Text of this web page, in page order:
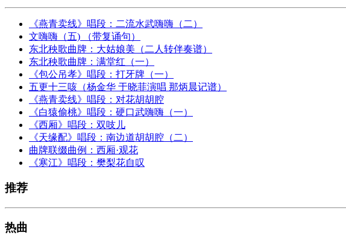
《燕青卖线》唱段：二流水武嗨嗨（二）
文嗨嗨（五) （带复诵句）
东北秧歌曲牌：大姑娘美（二人转伴奏谱）
东北秧歌曲牌：满堂红（一）
《包公吊孝》唱段：打牙牌（一）
五更十三咳（杨金华 于晓菲演唱 那炳晨记谱）
《燕青卖线》唱段：对花胡胡腔
《白猿偷桃》唱段：硬口武嗨嗨（一）
《西厢》唱段：双吱儿
《天缘配》唱段：南边道胡胡腔（二）
曲牌联缀曲例：西厢·观花
《寒江》唱段：樊梨花自叹
推荐
热曲